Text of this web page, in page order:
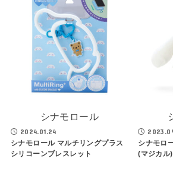
シナモロール
2024.01.24
シナモロール マルチリングプラス
シリコーンブレスレット
シナモロ
(マジカル)